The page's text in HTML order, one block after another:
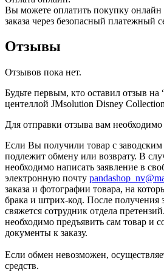
Вы можете оплатить покупку онлайн
заказа через безопасный платежный
Отзывы
Отзывов пока нет.
Будьте первым, кто оставил отзыв
центеллой JMsolution Disney
Для отправки отзыва вам необходимо
Если Вы получили товар с заводским
подлежит обмену или возврату. В
необходимо написать заявление в
электронную почту
заказа и фотографии товара, на
брака и штрих-код. После получения
свяжется сотрудник отдела
необходимо предъявить сам товар и
документы к заказу.
Если обмен невозможен,
средств.